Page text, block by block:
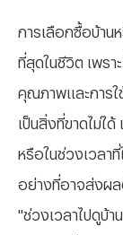
การเลือกซื้อบ้าน
ที่สุดในชีวิต เพรา
คุณภาพและการใ
เป็นสิ่งที่ขาดไม่ไ
หรือในช่วงเวลาที่
อย่างที่อาจส่งผล
"ช่วงเวลาไปดูบ้า